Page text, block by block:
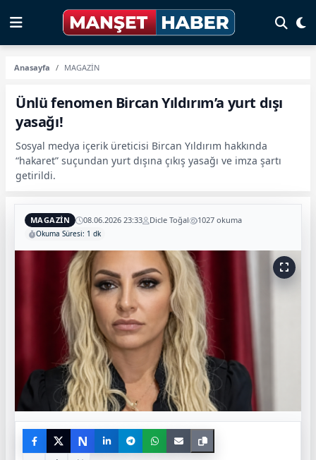
Anasayfa MAGAZİN
Ünlü fenomen Bircan Yıldırım’a yurt dışı
yasağı!
Sosyal medya içerik üreticisi Bircan Yıldırım hakkında
“hakaret” suçundan yurt dışına çıkış yasağı ve imza şartı
getirildi.
MAGAZİN 08.06.2026 23:33 Dicle Toğal 1027 okuma
Okuma Süresi: 1 dk
N